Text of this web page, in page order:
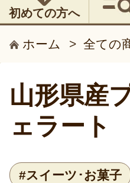
初めての方へ
ホーム > 全ての
山形県産
ェラート
#スイーツ･お菓子